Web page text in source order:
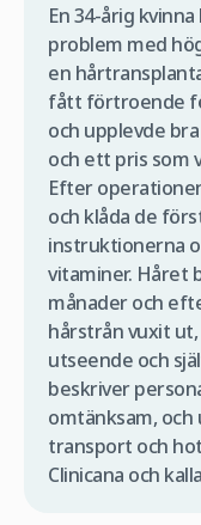
En 34-årig
problem med
en
fått förtroende
och upplevde
och ett pris som
Efter
och klåda de
instruktionerna
vitaminer. Håret
månader och
hårstrån vuxit
utseende och
beskriver
omtänksam,
transport och
Clinicana och